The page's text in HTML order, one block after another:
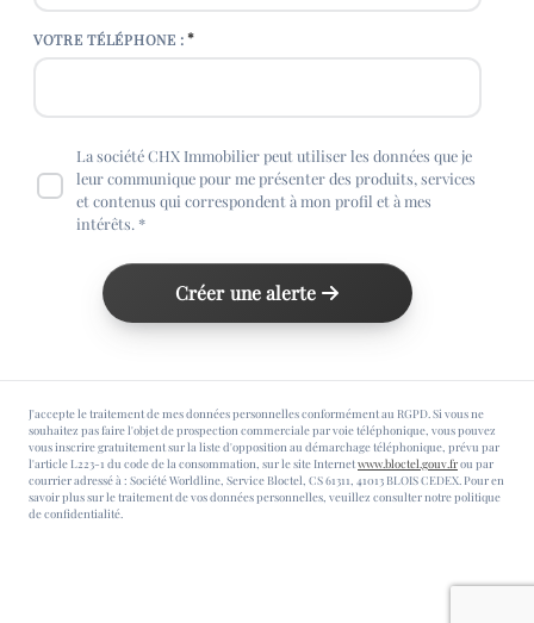
VOTRE TÉLÉPHONE : *
La société CHX Immobilier peut utiliser les données que je
leur communique pour me présenter des produits, services
et contenus qui correspondent à mon profil et à mes
intérêts. *
Créer une alerte
J'accepte le traitement de mes données personnelles conformément au RGPD. Si vous ne
souhaitez pas faire l'objet de prospection commerciale par voie téléphonique, vous pouvez
vous inscrire gratuitement sur la liste d'opposition au démarchage téléphonique, prévu par
l'article L223-1 du code de la consommation, sur le site Internetwww.bloctel.gouv.frou par
courrier adressé à : Société Worldline, Service Bloctel, CS 61311, 41013 BLOIS CEDEX. Pour en
savoir plus sur le traitement de vos données personnelles, veuillez consulter notre politique
de confidentialité.